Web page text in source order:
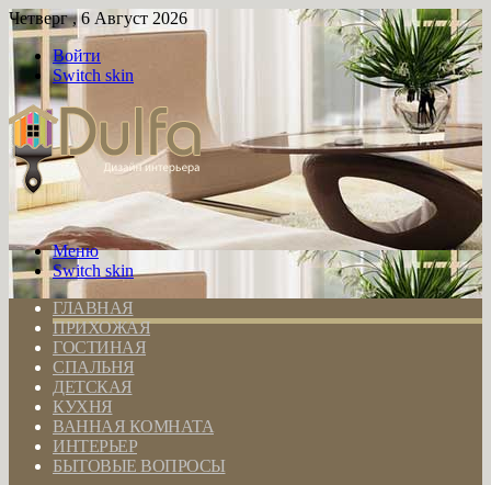
Четверг , 6 Август 2026
Войти
Switch skin
Меню
Switch skin
ГЛАВНАЯ
ПРИХОЖАЯ
ГОСТИНАЯ
СПАЛЬНЯ
ДЕТСКАЯ
КУХНЯ
ВАННАЯ КОМНАТА
ИНТЕРЬЕР
БЫТОВЫЕ ВОПРОСЫ